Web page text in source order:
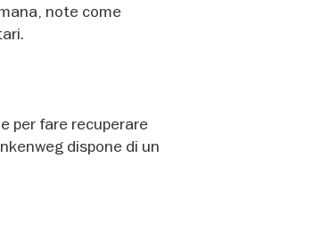
note come
per fare recuperare
dispone di un